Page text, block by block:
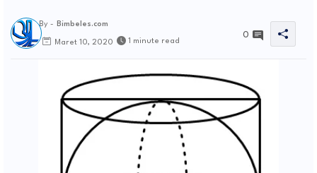
By - Bimbeles.com
Maret 10, 2020 1 minute read
0